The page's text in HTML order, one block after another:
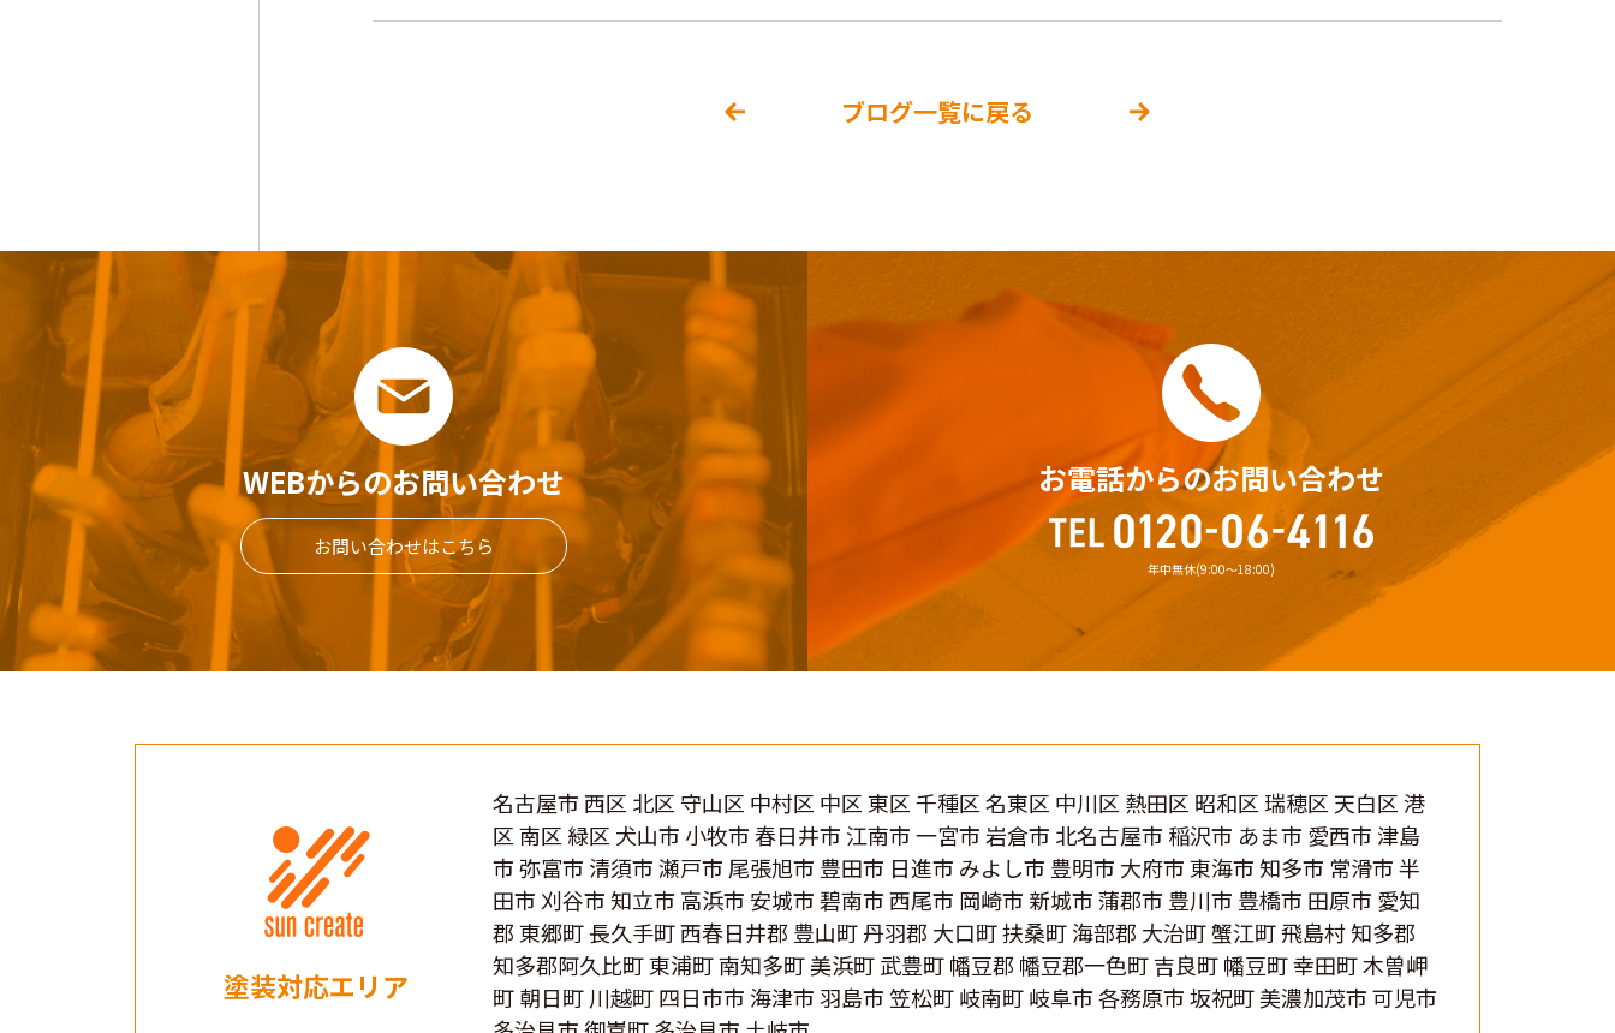
ブログ一覧に戻る
WEBからのお問い合わせ
お問い合わせはこちら
お電話からのお問い合わせ
年中無休(9:00〜18:00)
塗装対応エリア
名古屋市 西区 北区 守山区 中村区 中区 東区 千種区 名東区 中川区 熱田区 昭和区 瑞穂区 天白区 港
区 南区 緑区 犬山市 小牧市 春日井市 江南市 一宮市 岩倉市 北名古屋市 稲沢市 あま市 愛西市 津島
市 弥富市 清須市 瀬戸市 尾張旭市 豊田市 日進市 みよし市 豊明市 大府市 東海市 知多市 常滑市 半
田市 刈谷市 知立市 高浜市 安城市 碧南市 西尾市 岡崎市 新城市 蒲郡市 豊川市 豊橋市 田原市 愛知
郡 東郷町 長久手町 西春日井郡 豊山町 丹羽郡 大口町 扶桑町 海部郡 大治町 蟹江町 飛島村 知多郡
知多郡阿久比町 東浦町 南知多町 美浜町 武豊町 幡豆郡 幡豆郡一色町 吉良町 幡豆町 幸田町 木曽岬
町 朝日町 川越町 四日市市 海津市 羽島市 笠松町 岐南町 岐阜市 各務原市 坂祝町 美濃加茂市 可児市